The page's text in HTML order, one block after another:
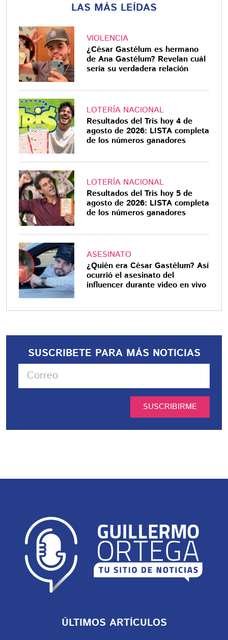
LAS MÁS LEÍDAS
VIOLENCIA
¿César Gastélum es hermano
de Ana Gastélum? Revelan cuál
sería su verdadera relación
LOTERÍA NACIONAL
Resultados del Tris hoy 4 de
agosto de 2026: LISTA completa
de los números ganadores
LOTERÍA NACIONAL
Resultados del Tris hoy 5 de
agosto de 2026: LISTA completa
de los números ganadores
ASESINATO
¿Quién era César Gastélum? Así
ocurrió el asesinato del
influencer durante video en vivo
SUSCRIBETE PARA MÁS NOTICIAS
SUSCRIBIRME
ÚLTIMOS ARTÍCULOS